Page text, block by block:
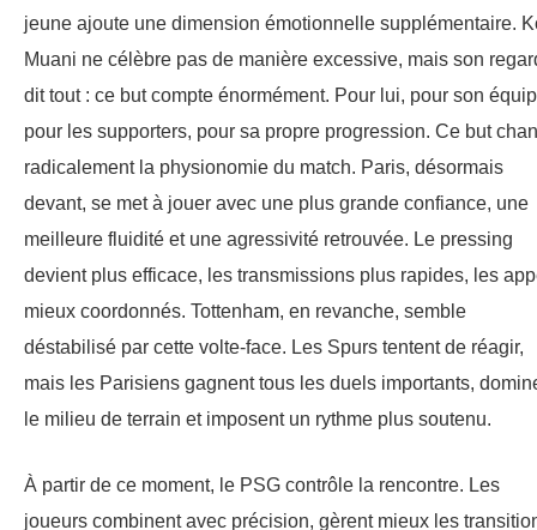
jeune ajoute une dimension émotionnelle supplémentaire.
Muani ne célèbre pas de manière excessive, mais son
dit tout : ce but compte énormément. Pour lui, pour son
pour les supporters, pour sa propre progression. Ce but
radicalement la physionomie du match. Paris, désormais
devant, se met à jouer avec une plus grande confiance, une
meilleure fluidité et une agressivité retrouvée. Le pressing
devient plus efficace, les transmissions plus rapides, les
mieux coordonnés. Tottenham, en revanche, semble
déstabilisé par cette volte-face. Les Spurs tentent de réagir,
mais les Parisiens gagnent tous les duels importants,
le milieu de terrain et imposent un rythme plus soutenu.
À partir de ce moment, le PSG contrôle la rencontre. Les
joueurs combinent avec précision, gèrent mieux les